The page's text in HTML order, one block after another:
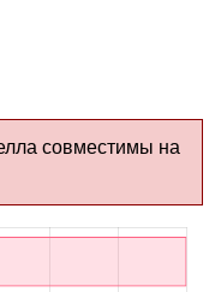
совместимы на